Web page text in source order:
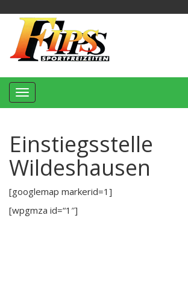
Einstiegsstelle
Wildeshausen
[googlemap markerid=1]
[wpgmza id=“1″]